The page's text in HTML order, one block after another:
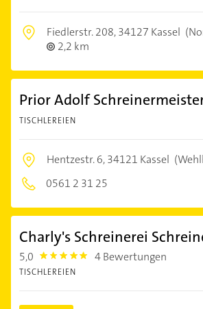
Fiedlerstr. 208,34127 Kassel
2,2 km
Prior Adolf
TISCHLEREIEN
Hentzestr. 6,34121 Kassel
0561 2 31 25
Charly's Schreinerei
5,0 5.0 4 Bewertungen
TISCHLEREIEN